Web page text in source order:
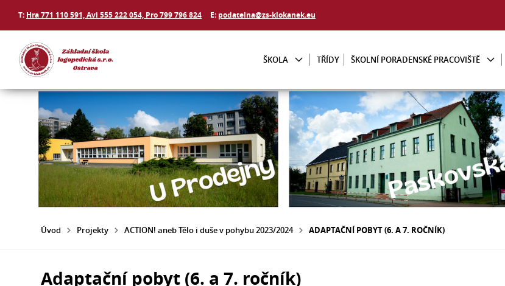
T: Hra 771 110 591, Avi 555 222 054, Pro 799 796 824 E: podatelna@zs-klokanek.eu
ŠKOLA TŘÍDY ŠKOLNÍ PORADENSKÉ PRACOVIŠTĚ
Úvod Projekty ACTION! aneb Tělo i duše v pohybu 2023/2024 ADAPTAČNÍ POBYT (6. A 7. ROČNÍK)
Adaptační pobyt (6. a 7. ročník)